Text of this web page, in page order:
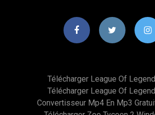
Télécharger League Of
Télécharger League Of
Convertisseur Mp4 En Mp3